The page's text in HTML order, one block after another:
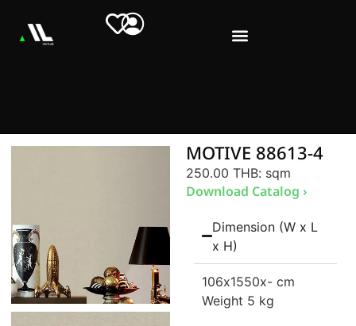
MOTIVE 88613-4
250.00 THB: sqm
Download Catalog ›
Dimension (W x L
x H)
106x1550x- cm
Weight 5 kg